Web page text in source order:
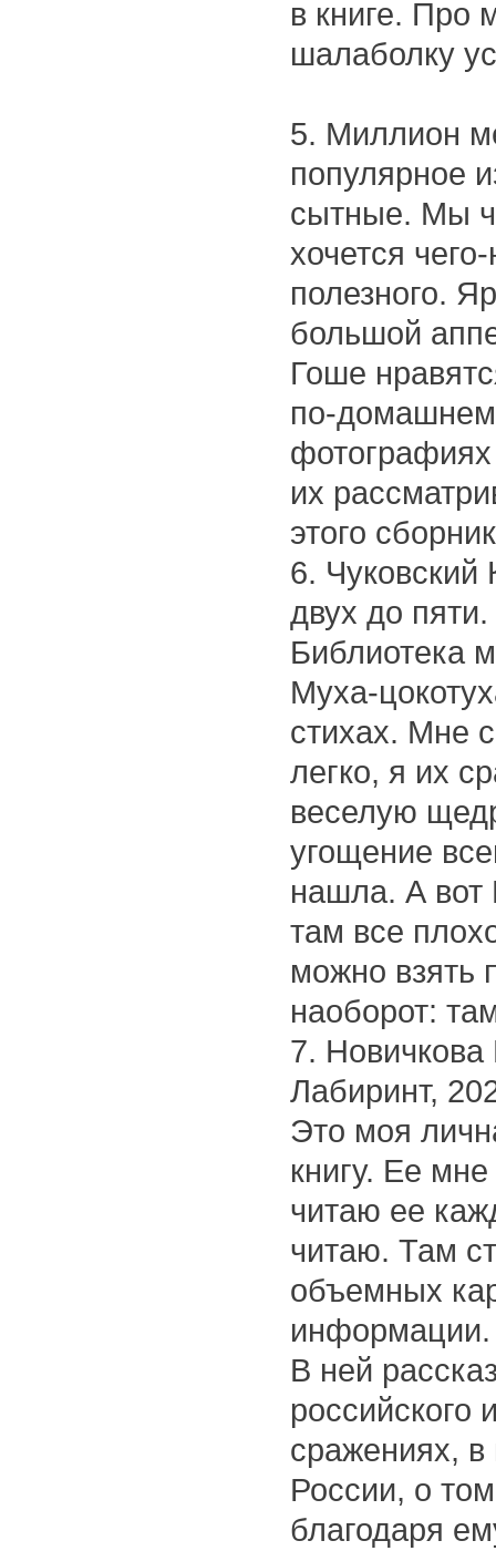
в книге. Про
шалаболку
5. Миллион
популярное
сытные. Мы
хочется
полезного.
большой
Гоше
по-
их
этого
6. Чуковский
двух до
Библиотека
Муха-
стихах. Мне
легко, я их
веселую
угощение
нашла. А вот
там все
можно взять
наоборот:
7.
Лабиринт,
Это моя
книгу. Ее
читаю ее
читаю. Там
объемных
информации.
В ней
российского
сражениях, в
России, о
благодаря